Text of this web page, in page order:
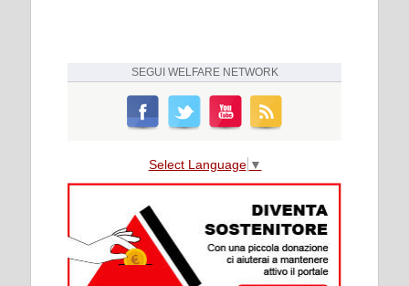
SEGUI WELFARE NETWORK
Select Language ▼